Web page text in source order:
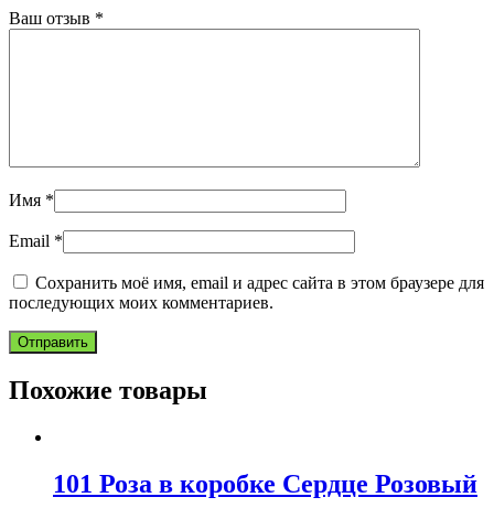
Ваш отзыв *
Имя *
Email *
Сохранить моё имя, email и адрес сайта в этом браузере для
последующих моих комментариев.
Похожие товары
101 Роза в коробке Сердце Розовый